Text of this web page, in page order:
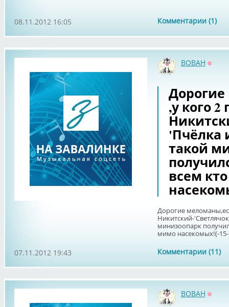
Комментарии (1)
08.11.2012 16:05
BOBAH
,у кого
'Пчёлка
такой
всем
Дорогие
Никитский-
минизоопарк
мимо насекомых!{-
Комментарии (11)
07.11.2012 19:43
BOBAH